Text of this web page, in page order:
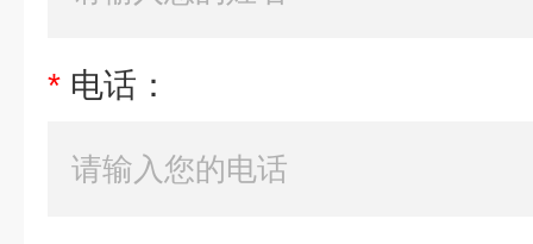
* 电话：